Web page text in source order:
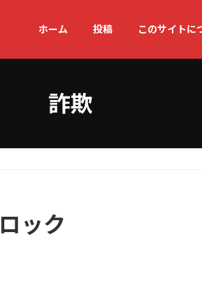
ホーム 投稿 このサイトに
詐欺
ック